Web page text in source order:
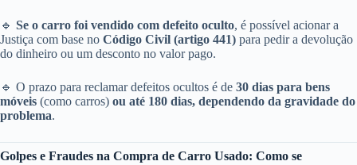
🔹 Se o carro foi vendido com defeito oculto, é possível acionar a
Justiça com base no Código Civil (artigo 441) para pedir a devolução
do dinheiro ou um desconto no valor pago.
🔹 O prazo para reclamar defeitos ocultos é de 30 dias para bens
móveis (como carros) ou até 180 dias, dependendo da gravidade do
problema.
Golpes e Fraudes na Compra de Carro Usado: Como se